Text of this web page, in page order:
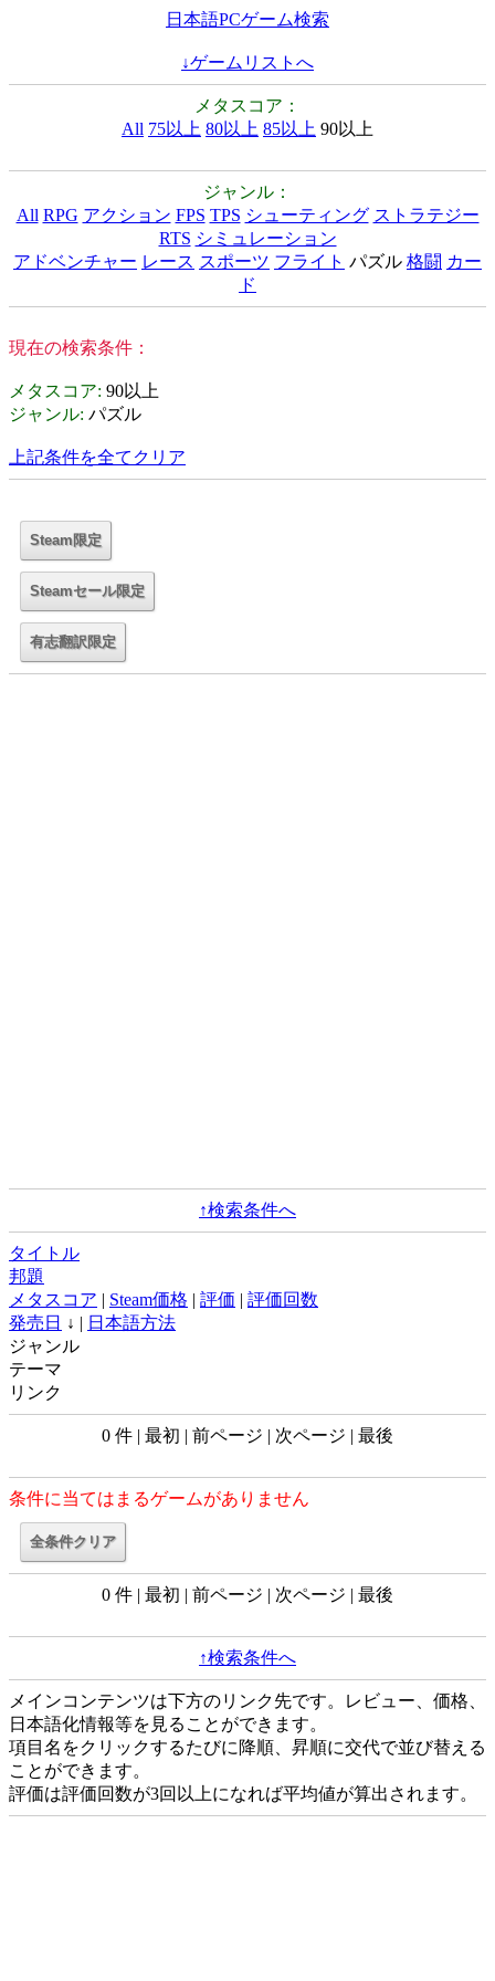
日本語PCゲーム検索
↓ゲームリストへ
メタスコア：
All 75以上 80以上 85以上 90以上
ジャンル：
All RPG アクション FPS TPS シューティング ストラテジー
RTS シミュレーション
アドベンチャー レース スポーツ フライト パズル 格闘 カー
ド
現在の検索条件：
メタスコア: 90以上
ジャンル: パズル
上記条件を全てクリア
↑検索条件へ
タイトル
邦題
メタスコア | Steam価格 | 評価 | 評価回数
発売日 ↓ | 日本語方法
ジャンル
テーマ
リンク
0 件 | 最初 | 前ページ | 次ページ | 最後
条件に当てはまるゲームがありません
0 件 | 最初 | 前ページ | 次ページ | 最後
↑検索条件へ
メインコンテンツは下方のリンク先です。レビュー、価格、
日本語化情報等を見ることができます。
項目名をクリックするたびに降順、昇順に交代で並び替える
ことができます。
評価は評価回数が3回以上になれば平均値が算出されます。